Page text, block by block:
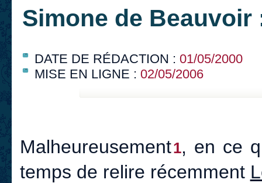
Simone de
DATE DE RÉDACTION : 01/05/2000
MISE EN LIGNE : 02/05/2006
Malheureusement1, en ce
temps de relire récemment